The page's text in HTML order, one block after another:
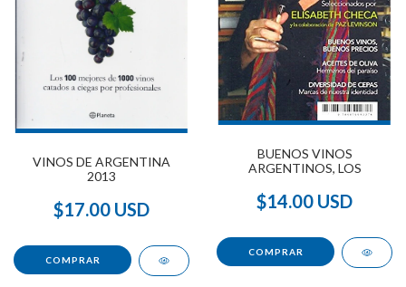
VINOS DE ARGENTINA
2013
$17.00 USD
BUENOS VINOS
ARGENTINOS, LOS
$14.00 USD